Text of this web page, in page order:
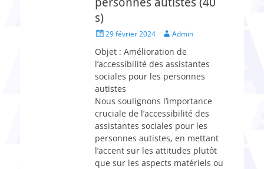
s)
Posted29 février 2024 Author
Admin
Objet : Amélioration de
l’accessibilité des assistantes
sociales pour les personnes
autistes
Nous soulignons l’importance
cruciale de l’accessibilité des
assistantes sociales pour les
personnes autistes, en mettant
l’accent sur les attitudes plutôt
que sur les aspects matériels ou